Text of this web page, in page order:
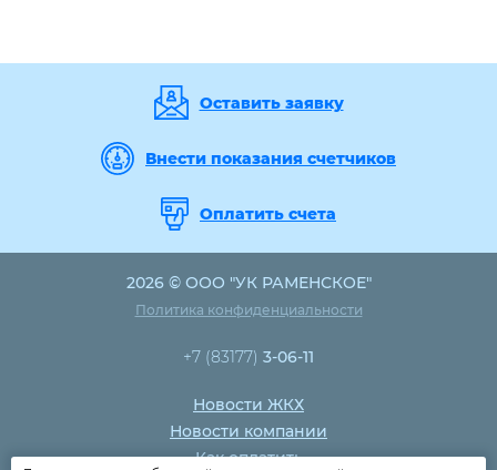
Оставить заявку
Внести показания счетчиков
Оплатить счета
2026 © ООО "УК РАМЕНСКОЕ"
Политика конфиденциальности
+7 (83177) 3-06-11
Новости ЖКХ
Новости компании
Как оплатить